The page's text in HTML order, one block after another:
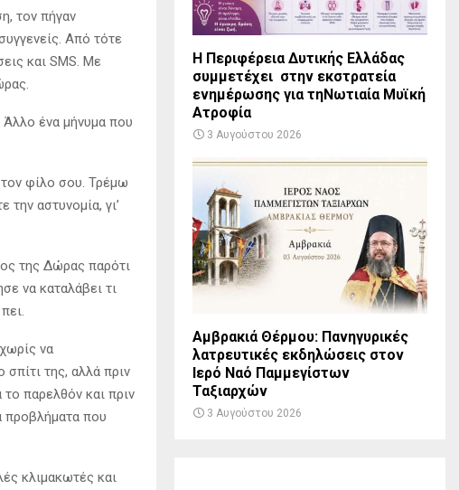
τον πήγαν
Από τότε
και SMS. Με
Άλλο ένα μήνυμα που
φίλο σου. Τρέμω
αστυνομία, γι’
της Δώρας παρότι
να καταλάβει τι
να
της, αλλά πριν
παρελθόν και πριν
προβλήματα που
κλιμακωτές και
Η Περιφέρεια Δυτικής Ελλάδας
συμμετέχει στην εκστρατεία
ενημέρωσης για τηΝωτιαία Μυϊκή
Ατροφία
3 Αυγούστου 2026
Αμβρακιά Θέρμου: Πανηγυρικές
λατρευτικές εκδηλώσεις στον
Ιερό Ναό Παμμεγίστων
Ταξιαρχών
3 Αυγούστου 2026